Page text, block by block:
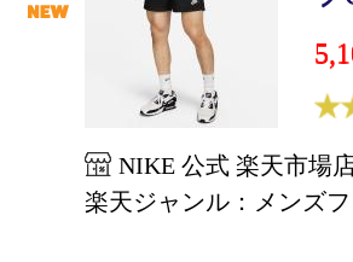
NIKE 公式 楽天市場
楽天ジャンル：メンズ